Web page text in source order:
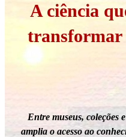
A ciência
transformar
Entre museus, coleções
amplia o acesso ao